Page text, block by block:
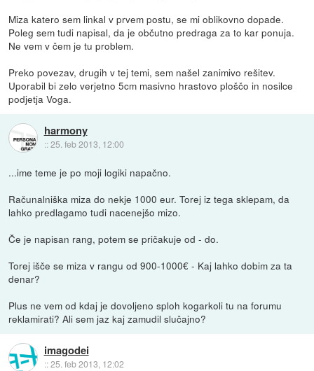
Miza katero sem linkal v prvem postu, se mi oblikovno dopade.
Poleg sem tudi napisal, da je občutno predraga za to kar ponuja.
Ne vem v čem je tu problem.
Preko povezav, drugih v tej temi, sem našel zanimivo rešitev.
Uporabil bi zelo verjetno 5cm masivno hrastovo ploščo in nosilce
podjetja Voga.
harmony
::25. feb 2013, 12:00
...ime teme je po moji logiki napačno.
Računalniška miza do nekje 1000 eur. Torej iz tega sklepam, da
lahko predlagamo tudi nacenejšo mizo.
Če je napisan rang, potem se pričakuje od - do.
Torej išče se miza v rangu od 900-1000€ - Kaj lahko dobim za ta
denar?
Plus ne vem od kdaj je dovoljeno sploh kogarkoli tu na forumu
reklamirati? Ali sem jaz kaj zamudil slučajno?
imagodei
::25. feb 2013, 12:02